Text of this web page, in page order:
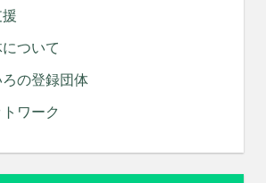
ついて
の登録団体
ワーク